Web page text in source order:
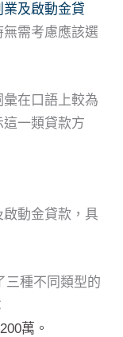
業及啟動金貸
需考慮應該選
在口語上較為
一類貸款方
動金貸款，具
三種不同類型的
萬。